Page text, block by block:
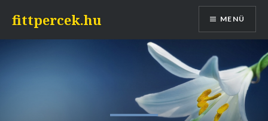
tartalomhoz
fittpercek.hu MENÜ